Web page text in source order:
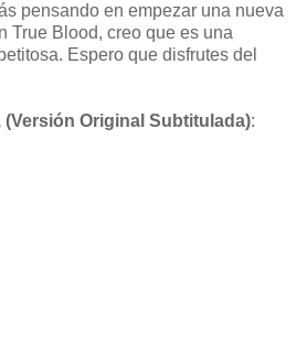
pensando en empezar una nueva
True Blood, creo que es una
Espero que disfrutes del
(Versión Original Subtitulada):